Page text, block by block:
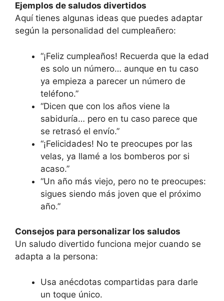
Ejemplos de saludos divertidos
Aquí tienes algunas ideas que puedes adaptar
según la personalidad del cumpleañero:
“¡Feliz cumpleaños! Recuerda que la edad
es solo un número… aunque en tu caso
ya empieza a parecer un número de
teléfono.”
“Dicen que con los años viene la
sabiduría… pero en tu caso parece que
se retrasó el envío.”
“¡Felicidades! No te preocupes por las
velas, ya llamé a los bomberos por si
acaso.”
“Un año más viejo, pero no te preocupes:
sigues siendo más joven que el próximo
año.”
Consejos para personalizar los saludos
Un saludo divertido funciona mejor cuando se
adapta a la persona:
Usa anécdotas compartidas para darle
un toque único.